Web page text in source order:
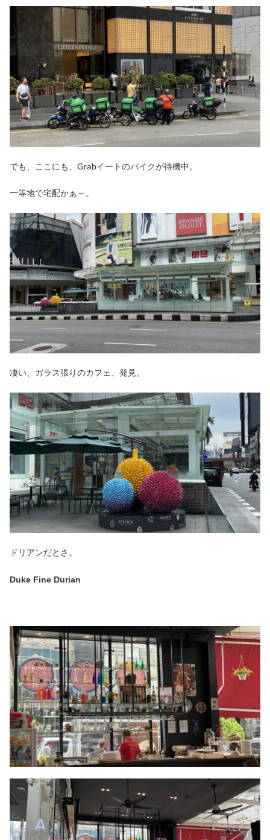
でも、ここにも、Grabイートのバイクが待機中。
一等地で宅配かぁ～。
凄い、ガラス張りのカフェ、発見。
ドリアンだとさ。
Duke Fine Durian